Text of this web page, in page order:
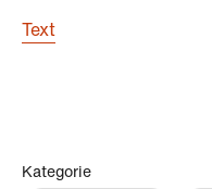
Text
Kategorie